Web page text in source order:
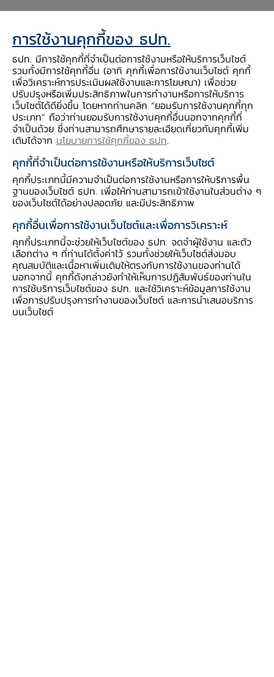
(1) ให้ Virtual Bank สามารถประกอบธุรกิจ
ธนาคารพาณิชย์ได้เต็มรูปแบบ เพื่อให้มีความ
ยืดหยุ่นและสามารถปรับเปลี่ยนบริการให้ตอบโจทย์
ความต้องการของลูกค้าที่เปลี่ยนไปได้
(2) ผู้ขอจัดตั้ง Virtual Bank จะต้องมีคุณสมบัติ
เหมาะสม อาทิ มีรูปแบบธุรกิจที่ตอบโจทย์เป้าหมาย
ข้างต้นได้อย่างยั่งยืน มีความเชี่ยวชาญด้าน
เทคโนโลยีสารสนเทศ การให้บริการดิจิทัล และการ
ใช้ข้อมูลที่หลากหลาย
(3) ให้ Virtual Bank ปฏิบัติตามเกณฑ์การกำกับ
ดูแลเช่นเดียวกันกับธนาคารพาณิชย์ในปัจจุบัน โดย
ธปท. จะกำกับ Virtual Bank ตามระดับความ
เสี่ยง ให้ความสำคัญกับธรรมาภิบาลและวัฒนธรรม
ด้านความเสี่ยง (risk culture) รวมถึงความต่อ
เนื่องในการให้บริการของระบบ IT ประสิทธิภาพใน
การดูแลลูกค้าผ่านช่องทางดิจิทัล และความเหมาะสม
การใช้งานคุกกี้ของ ธปท.
ธปท. มีการใช้คุกกี้ที่จำเป็นต่อการใช้งานหรือให้บริการเว็บไซต์
รวมทั้งมีการใช้คุกกี้อื่น (อาทิ คุกกี้เพื่อการใช้งานเว็บไซต์ คุกกี้
เพื่อวิเคราะห์การประเมินผลใช้งานและการโฆษณา) เพื่อช่วย
ปรับปรุงหรือเพิ่มประสิทธิภาพในการทำงานหรือการให้บริการ
เว็บไซต์ได้ดียิ่งขึ้น โดยหากท่านคลิก “ยอมรับการใช้งานคุกกี้ทุก
ประเภท” ถือว่าท่านยอมรับการใช้งานคุกกี้อื่นนอกจากคุกกี้ที่
จำเป็นด้วย ซึ่งท่านสามารถศึกษารายละเอียดเกี่ยวกับคุกกี้เพิ่ม
เติมได้จาก นโยบายการใช้คุกกี้ของ ธปท.
คุกกี้ที่จำเป็นต่อการใช้งานหรือให้บริการเว็บไซต์
คุกกี้ประเภทนี้มีความจำเป็นต่อการใช้งานหรือการให้บริการพื้น
ฐานของเว็บไซต์ ธปท. เพื่อให้ท่านสามารถเข้าใช้งานในส่วนต่าง ๆ
ของเว็บไซต์ได้อย่างปลอดภัย และมีประสิทธิภาพ
คุกกี้อื่นเพื่อการใช้งานเว็บไซต์และเพื่อการวิเคราะห์
คุกกี้ประเภทนี้จะช่วยให้เว็บไซต์ของ ธปท. จดจำผู้ใช้งาน และตัว
เลือกต่าง ๆ ที่ท่านได้ตั้งค่าไว้ รวมทั้งช่วยให้เว็บไซต์ส่งมอบ
คุณสมบัติและเนื้อหาเพิ่มเติมให้ตรงกับการใช้งานของท่านได้
นอกจากนี้ คุกกี้ดังกล่าวยังทำให้เห็นการปฏิสัมพันธ์ของท่านใน
การใช้บริการเว็บไซต์ของ ธปท. และใช้วิเคราะห์ข้อมูลการใช้งาน
เพื่อการปรับปรุงการทำงานของเว็บไซต์ และการนำเสนอบริการ
บนเว็บไซต์